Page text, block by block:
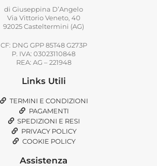
di Giuseppina D’Angelo
Via Vittorio Veneto, 40
92025 Casteltermini (AG)
CF: DNG GPP 85T48 G273P
P. IVA: 03023110848
REA: AG – 221948
Links Utili
TERMINI E CONDIZIONI
PAGAMENTI
SPEDIZIONI E RESI
PRIVACY POLICY
COOKIE POLICY
Assistenza